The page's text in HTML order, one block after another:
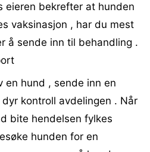
eieren bekrefter at hunden
vaksinasjon , har du mest
å sende inn til behandling .
en hund , sende inn en
kontroll avdelingen . Når
bite hendelsen fylkes
hunden for en